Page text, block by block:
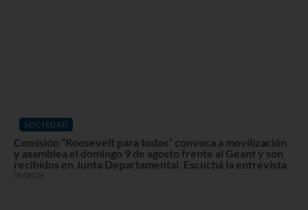
SOCIEDAD
Comisión “Roosevelt para todos” convoca a movilización
y asamblea el domingo 9 de agosto frente al Geant y son
recibidos en Junta Departamental. Escuchá la entrevista
05/08/26